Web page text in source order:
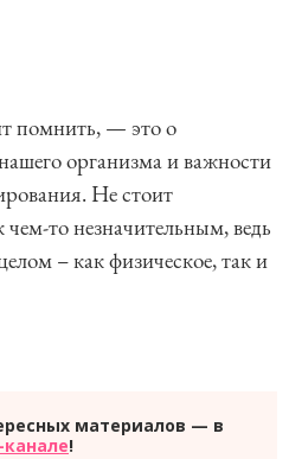
помнить, — это о
организма и важности
Не стоит
чем-то незначительным, ведь
– как физическое, так и
материалов — в
!